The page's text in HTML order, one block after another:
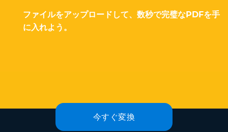
ファイルをアップロードして、数秒で完璧なPDFを手
に入れよう。
今すぐ変換